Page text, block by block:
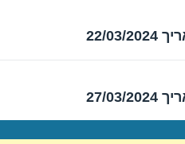
2024
2024